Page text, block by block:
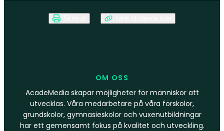
OM OSS
AcadeMedia skapar möjligheter för människor att
utvecklas. Våra medarbetare på våra förskolor,
grundskolor, gymnasieskolor och vuxenutbildningar
har ett gemensamt fokus på kvalitet och utveckling.